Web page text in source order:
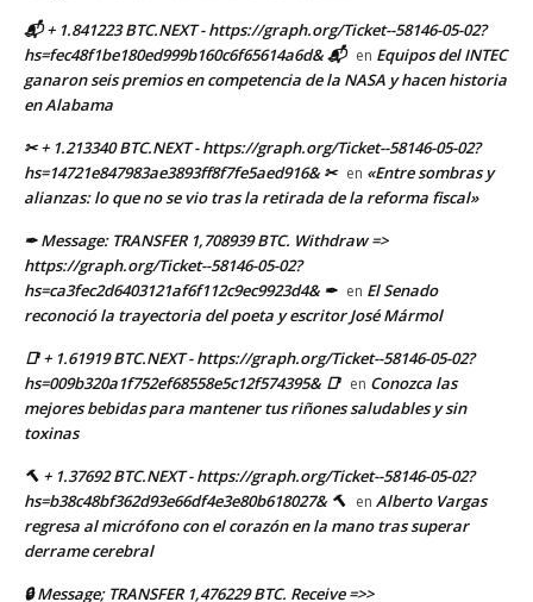
📬 + 1.841223 BTC.NEXT - https://graph.org/Ticket--58146-05-02?
hs=fec48f1be180ed999b160c6f65614a6d& 📬 en Equipos del INTEC
ganaron seis premios en competencia de la NASA y hacen historia
en Alabama
✂ + 1.213340 BTC.NEXT - https://graph.org/Ticket--58146-05-02?
hs=14721e847983ae3893ff8f7fe5aed916& ✂ en «Entre sombras y
alianzas: lo que no se vio tras la retirada de la reforma fiscal»
✒ Message: TRANSFER 1,708939 BTC. Withdraw =>
https://graph.org/Ticket--58146-05-02?
hs=ca3fec2d6403121af6f112c9ec9923d4& ✒ en El Senado
reconoció la trayectoria del poeta y escritor José Mármol
📑 + 1.61919 BTC.NEXT - https://graph.org/Ticket--58146-05-02?
hs=009b320a1f752ef68558e5c12f574395& 📑 en Conozca las
mejores bebidas para mantener tus riñones saludables y sin
toxinas
🔨 + 1.37692 BTC.NEXT - https://graph.org/Ticket--58146-05-02?
hs=b38c48bf362d93e66df4e3e80b618027& 🔨 en Alberto Vargas
regresa al micrófono con el corazón en la mano tras superar
derrame cerebral
🔒 Message; TRANSFER 1,476229 BTC. Receive =>>